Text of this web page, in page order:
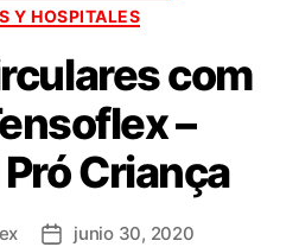
Y HOSPITALES
com
–
Criança
junio 30, 2020